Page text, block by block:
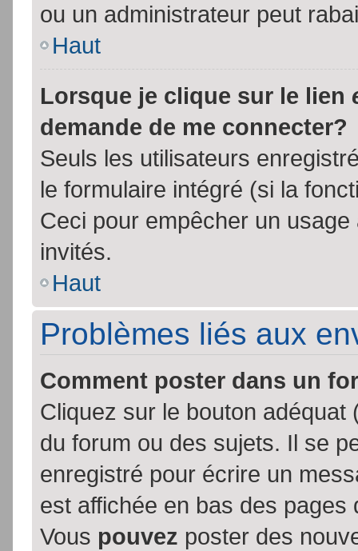
ou un administrateur peut
Haut
Lorsque je clique sur le lien
demande de me connecter?
Seuls les utilisateurs
le formulaire intégré (si la
Ceci pour empêcher un
invités.
Haut
Problèmes liés aux
Comment poster dans un
Cliquez sur le bouton
du forum ou des sujets. Il se
enregistré pour écrire un
est affichée en bas des
Vous pouvez poster des